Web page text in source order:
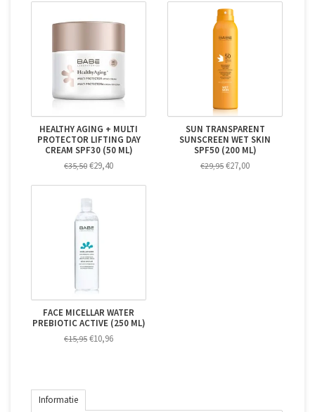
HEALTHY AGING + MULTI
PROTECTOR LIFTING DAY
CREAM SPF30 (50 ML)
€35,50 €29,40
SUN TRANSPARENT
SUNSCREEN WET SKIN
SPF50 (200 ML)
€29,95 €27,00
FACE MICELLAR WATER
PREBIOTIC ACTIVE (250 ML)
€15,95 €10,96
Informatie